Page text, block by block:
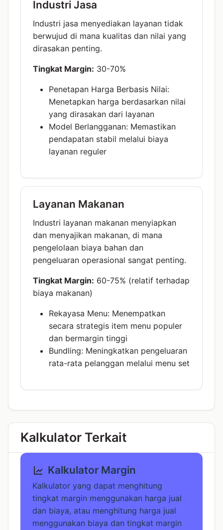
Industri Jasa
Industri jasa menyediakan layanan tidak
berwujud di mana kualitas dan nilai yang
dirasakan penting.
Tingkat Margin: 30-70%
Penetapan Harga Berbasis Nilai:
Menetapkan harga berdasarkan nilai
yang dirasakan dari layanan
Model Berlangganan: Memastikan
pendapatan stabil melalui biaya
layanan reguler
Layanan Makanan
Industri layanan makanan menyiapkan
dan menyajikan makanan, di mana
pengelolaan biaya bahan dan
pengeluaran operasional sangat penting.
Tingkat Margin: 60-75% (relatif terhadap
biaya makanan)
Rekayasa Menu: Menempatkan
secara strategis item menu populer
dan bermargin tinggi
Bundling: Meningkatkan pengeluaran
rata-rata pelanggan melalui menu set
Kalkulator Terkait
Kalkulator Margin
Kalkulator yang dapat menghitung
tingkat margin menggunakan harga jual
dan biaya, atau menghitung harga jual
menggunakan biaya dan tingkat margin